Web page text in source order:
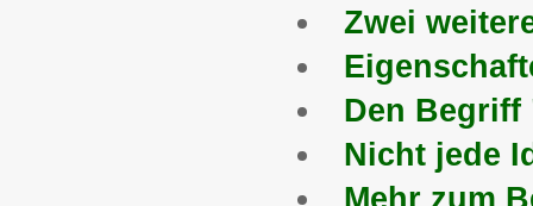
Zwei
Den Begriff
Nicht jede
Mehr zum